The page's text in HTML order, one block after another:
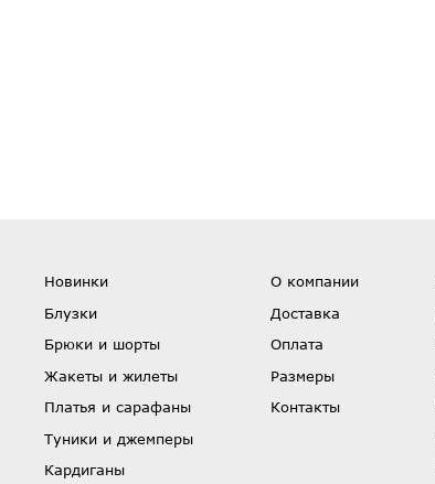
Новинки
Блузки
Брюки и шорты
Жакеты и жилеты
Платья и сарафаны
Туники и джемперы
Кардиганы
О компании
Доставка
Оплата
Размеры
Контакты